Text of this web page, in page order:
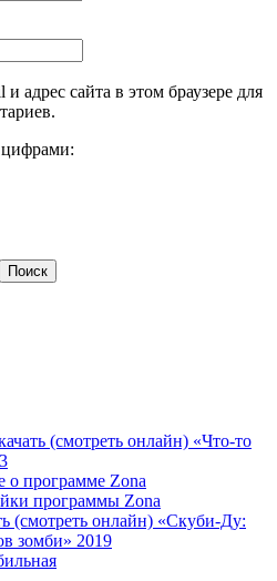
адрес сайта в этом браузере для
цифрами:
(смотреть онлайн) «Что-то
о программе Zona
программы Zona
(смотреть онлайн) «Скуби-Ду:
зомби» 2019